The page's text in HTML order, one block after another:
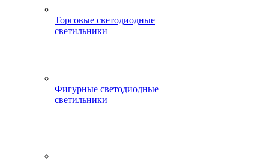
Торговые светодиодные
светильники
Фигурные светодиодные
светильники